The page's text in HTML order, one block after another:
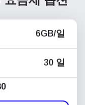
6GB/일
30 일